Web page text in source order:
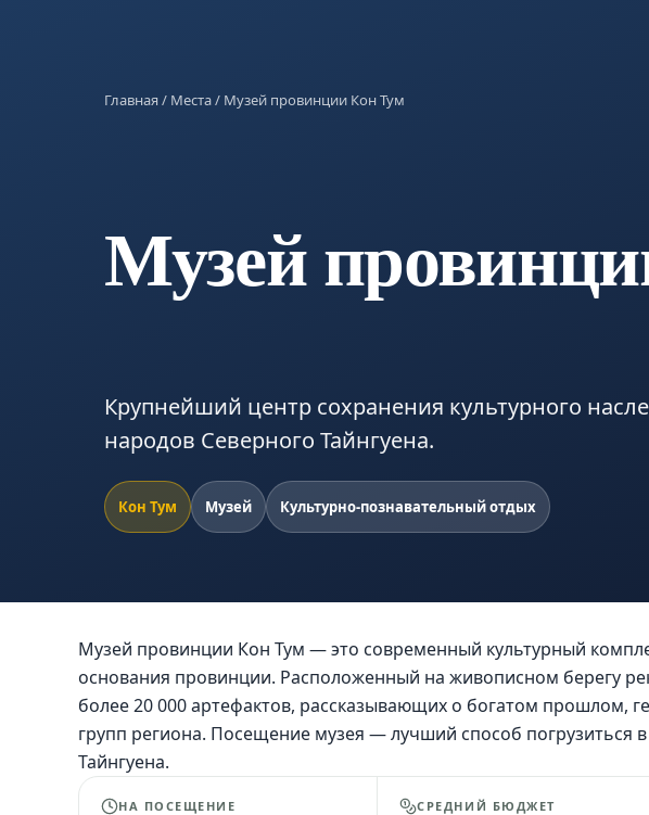
Главная/ Места/ Музей провинции Кон Тум
Музей
Крупнейший центр сохранения культурного
народов Северного Тайнгуена.
Кон Тум Музей Культурно-познавательный отдых
Музей провинции Кон Тум — это современный культурный
основания провинции. Расположенный на живописном берегу
более 20 000 артефактов, рассказывающих о богатом прошлом,
групп региона. Посещение музея — лучший способ погрузиться
Тайнгуена.
НА ПОСЕЩЕНИЕ СРЕДНИЙ БЮДЖЕТ